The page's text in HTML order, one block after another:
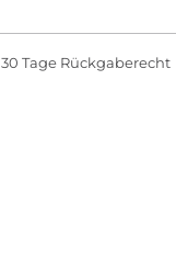
30 Tage Rückgaberecht